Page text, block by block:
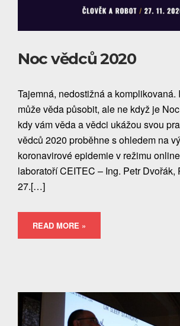
Noc vědců 2020
Tajemná, nedostižná a komplikovaná.
může věda působit, ale ne když je
kdy vám věda a vědci ukážou svou
vědců 2020 proběhne s ohledem na
koronavirové epidemie v režimu
laboratoří CEITEC – Ing. Petr Dvořák,
27.[…]
READ MORE »